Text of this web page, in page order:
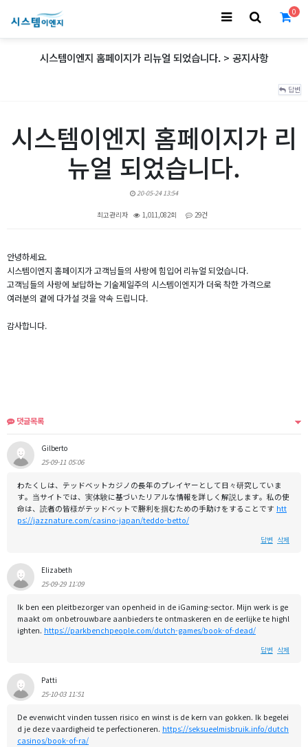
0
시스템이엔지 홈페이지가 리뉴얼 되었습니다. > 공지사항
답변
시스템이엔지 홈페이지가 리
뉴얼 되었습니다.
20-05-24 13:54
최고관리자 1,011,082회 29건
본문
안녕하세요.
시스템이엔지 홈페이지가 고객님들의 사랑에 힘입어 리뉴얼 되었습니다.
고객님들의 사랑에 보답하는 기술제일주의 시스템이엔지가 더욱 착한 가격으로
여러분의 곁에 다가설 것을 약속 드립니다.
감사합니다.
댓글목록
Gilberto
25-09-11 05:06
わたくしは、テッドベットカジノの長年のプレイヤーとして日々研究していま
す。当サイトでは、実体験に基づいたリアルな情報を詳しく解説します。私の使
命は、読者の皆様がテッドベットで勝利を掴むための手助けをすることです htt
ps://jazznature.com/casino-japan/teddo-betto/
답변 삭제
Elizabeth
25-09-29 11:09
Ik ben een pleitbezorger van openheid in de iGaming-sector. Mijn werk is ge
maakt om onbetrouwbare aanbieders te ontmaskeren en de eerlijke te highl
ighten. https://parkbenchpeople.com/dutch-games/book-of-dead/
답변 삭제
Patti
25-10-03 11:51
De evenwicht vinden tussen risico en winst is de kern van gokken. Ik begelei
d je deze vaardigheid te perfectioneren. https://seksueelmisbruik.info/dutch
casinos/book-of-ra/